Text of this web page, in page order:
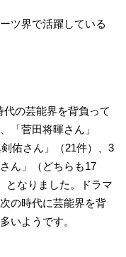
ツ界で活躍している
の芸能界を背負って
「菅田将暉さん」
佑さん」（21件）、3
ん」（どちらも17
となりました。ドラマ
の時代に芸能界を背
いようです。